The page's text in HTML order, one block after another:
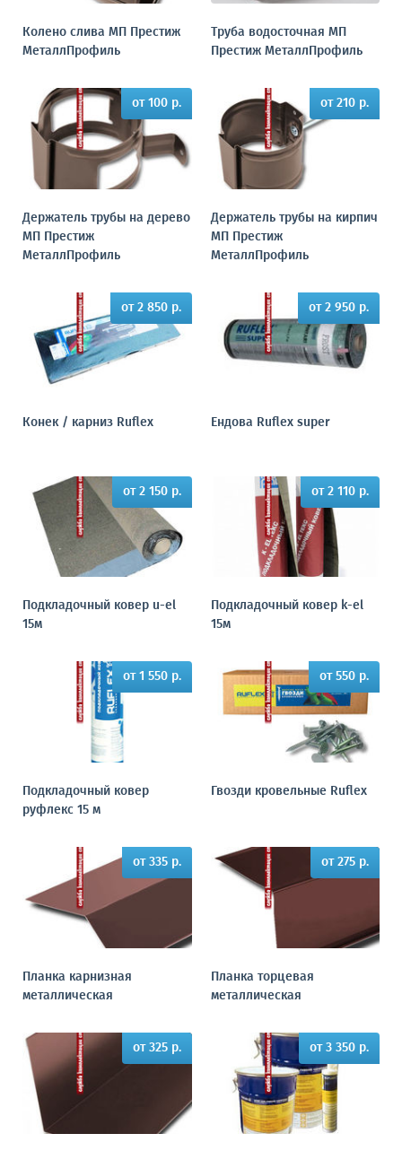
Колено слива МП Престиж
МеталлПрофиль
Труба водосточная МП
Престиж МеталлПрофиль
от 100 р.
Держатель трубы на дерево
МП Престиж
МеталлПрофиль
от 210 р.
Держатель трубы на кирпич
МП Престиж
МеталлПрофиль
от 2 850 р.
Конек / карниз Ruflex
от 2 950 р.
Ендова Ruflex super
от 2 150 р.
Подкладочный ковер u-el
15м
от 2 110 р.
Подкладочный ковер k-el
15м
от 1 550 р.
Подкладочный ковер
руфлекс 15 м
от 550 р.
Гвозди кровельные Ruflex
от 335 р.
Планка карнизная
металлическая
от 275 р.
Планка торцевая
металлическая
от 325 р. от 3 350 р.